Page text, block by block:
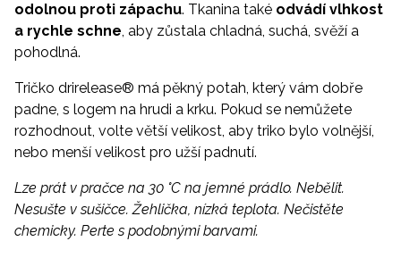
odolnou proti zápachu. Tkanina také odvádí vlhkost
a rychle schne, aby zůstala chladná, suchá, svěží a
pohodlná.
Tričko drirelease® má pěkný potah, který vám dobře
padne, s logem na hrudi a krku. Pokud se nemůžete
rozhodnout, volte větší velikost, aby triko bylo volnější,
nebo menší velikost pro užší padnutí.
Lze prát v pračce na 30 °C na jemné prádlo. Nebělit.
Nesušte v sušičce. Žehlička, nízká teplota. Nečistěte
chemicky. Perte s podobnými barvami.